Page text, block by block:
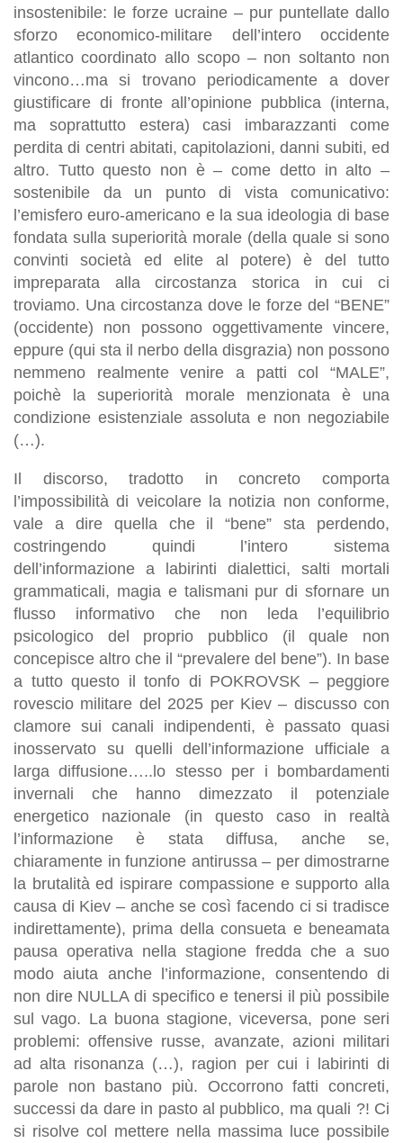
insostenibile: le forze ucraine – pur puntellate dallo
sforzo economico-militare dell’intero occidente
atlantico coordinato allo scopo – non soltanto non
vincono…ma si trovano periodicamente a dover
giustificare di fronte all’opinione pubblica (interna,
ma soprattutto estera) casi imbarazzanti come
perdita di centri abitati, capitolazioni, danni subiti, ed
altro. Tutto questo non è – come detto in alto –
sostenibile da un punto di vista comunicativo:
l’emisfero euro-americano e la sua ideologia di base
fondata sulla superiorità morale (della quale si sono
convinti società ed elite al potere) è del tutto
impreparata alla circostanza storica in cui ci
troviamo. Una circostanza dove le forze del “BENE”
(occidente) non possono oggettivamente vincere,
eppure (qui sta il nerbo della disgrazia) non possono
nemmeno realmente venire a patti col “MALE”,
poichè la superiorità morale menzionata è una
condizione esistenziale assoluta e non negoziabile
(…).
Il discorso, tradotto in concreto comporta
l’impossibilità di veicolare la notizia non conforme,
vale a dire quella che il “bene” sta perdendo,
costringendo quindi l’intero sistema
dell’informazione a labirinti dialettici, salti mortali
grammaticali, magia e talismani pur di sfornare un
flusso informativo che non leda l’equilibrio
psicologico del proprio pubblico (il quale non
concepisce altro che il “prevalere del bene”). In base
a tutto questo il tonfo di POKROVSK – peggiore
rovescio militare del 2025 per Kiev – discusso con
clamore sui canali indipendenti, è passato quasi
inosservato su quelli dell’informazione ufficiale a
larga diffusione…..lo stesso per i bombardamenti
invernali che hanno dimezzato il potenziale
energetico nazionale (in questo caso in realtà
l’informazione è stata diffusa, anche se,
chiaramente in funzione antirussa – per dimostrarne
la brutalità ed ispirare compassione e supporto alla
causa di Kiev – anche se così facendo ci si tradisce
indirettamente), prima della consueta e beneamata
pausa operativa nella stagione fredda che a suo
modo aiuta anche l’informazione, consentendo di
non dire NULLA di specifico e tenersi il più possibile
sul vago. La buona stagione, viceversa, pone seri
problemi: offensive russe, avanzate, azioni militari
ad alta risonanza (…), ragion per cui i labirinti di
parole non bastano più. Occorrono fatti concreti,
successi da dare in pasto al pubblico, ma quali ?! Ci
si risolve col mettere nella massima luce possibile